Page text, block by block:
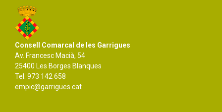
Consell Comarcal de les Garrigues
Av. Francesc Macià, 54
25400 Les Borges Blanques
Tel. 973 142 658
empic@garrigues.cat